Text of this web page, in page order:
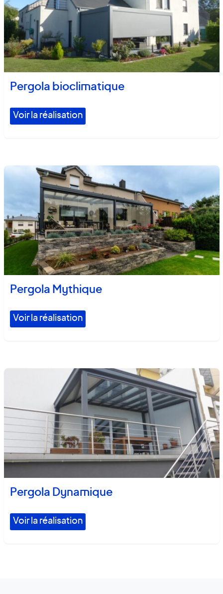
Pergola bioclimatique
Voir la réalisation
Pergola Mythique
Voir la réalisation
Pergola Dynamique
Voir la réalisation